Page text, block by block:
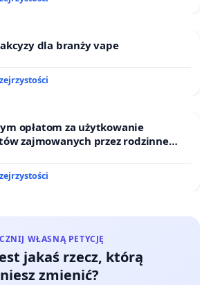
dla branży vape
opłatom za użytkowanie
zajmowanych przez rodzinne
WŁASNĄ PETYCJĘ
jakaś rzecz, którą
zmienić?